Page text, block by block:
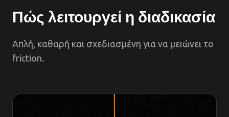
Πώς λειτουργεί η διαδικασία
Απλή, καθαρή και σχεδιασμένη για να μειώνει το
friction.